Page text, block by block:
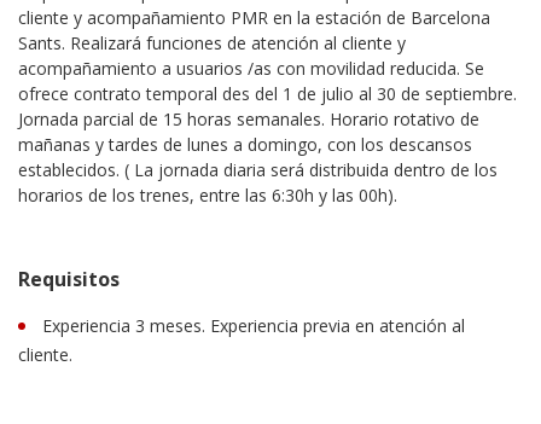
cliente y acompañamiento PMR en la estación de Barcelona
Sants. Realizará funciones de atención al cliente y
acompañamiento a usuarios /as con movilidad reducida. Se
ofrece contrato temporal des del 1 de julio al 30 de septiembre.
Jornada parcial de 15 horas semanales. Horario rotativo de
mañanas y tardes de lunes a domingo, con los descansos
establecidos. ( La jornada diaria será distribuida dentro de los
horarios de los trenes, entre las 6:30h y las 00h).
Requisitos
Experiencia 3 meses. Experiencia previa en atención al
cliente.